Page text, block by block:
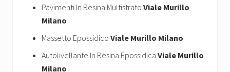
Pavimenti In Resina Multistrato Viale Murillo
Milano
Massetto Epossidico Viale Murillo Milano
Autolivellante In Resina Epossidica Viale Murillo
Milano